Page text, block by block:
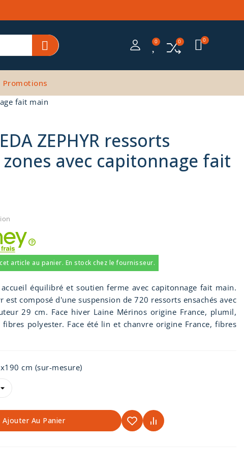
Promotions
fait main
ZEPHYR ressorts
zones avec capitonnage fait
article au panier. En stock chez le fournisseur.
accueil équilibré et soutien ferme avec capitonnage fait main.
est composé d'une suspension de 720 ressorts ensachés avec
29 cm. Face hiver Laine Mérinos origine France, plumil,
fibres polyester. Face été lin et chanvre origine France, fibres
cm (sur-mesure)
Ajouter Au Panier